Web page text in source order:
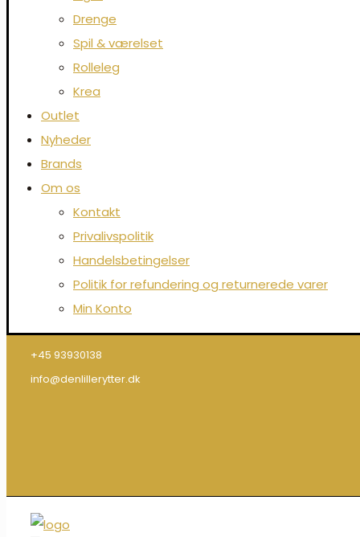
Drenge
Spil & værelset
Rolleleg
Krea
Outlet
Nyheder
Brands
Om os
Kontakt
Privalivspolitik
Handelsbetingelser
Politik for refundering og returnerede varer
Min Konto
+45 93930138
info@denlillerytter.dk